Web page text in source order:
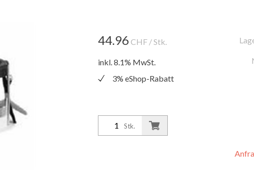
44.96 CHF / Stk.
inkl. 8.1% MwSt.
3% eShop-Rabatt
Stk.